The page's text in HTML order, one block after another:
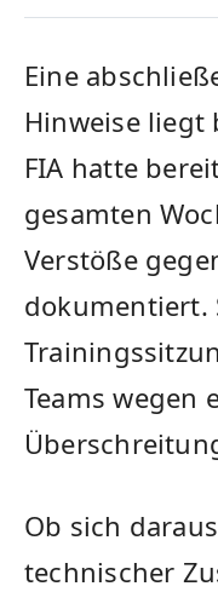
Eine
Hinweise liegt
FIA hatte
gesamten
Verstöße
dokumentiert.
Teams wegen
Ob sich
technischer